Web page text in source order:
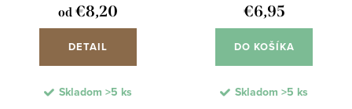
od €8,20
DETAIL
Skladom >5 ks
€6,95
DO KOŠÍKA
Skladom >5 ks